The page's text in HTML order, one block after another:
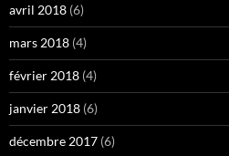
avril 2018 (6)
mars 2018 (4)
février 2018 (4)
janvier 2018 (6)
décembre 2017 (6)